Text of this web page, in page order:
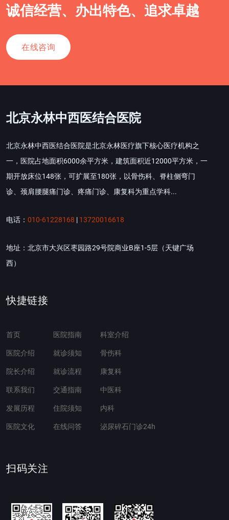
诚信经营、办出特色、追求卓越
在线咨询
北京永林中西医结合医院
北京永林中西医结合医院是北京永林医疗旗下核心医疗机构之
一，医院占地面积6000余平方米，建筑面积近12000平方米，一
期开放床位148张，可扩展至180张，以骨伤科、脊柱侧弯门
诊、颈肩腰腿痛门诊、疼痛门诊、康复科为重点学科...
电话： 010-61228168 | 13720016618
地址：北京市大兴区枣园路29号院商业B座1-5层（天键广场
西）
快捷链接
首页
医院介绍
院长介绍
联系我们
发展历程
医院文化
医院指南
就诊须知
就诊流程
交通指南
住院须知
在线问答
科室介绍
骨伤科
康复科
中医科
内科
泌尿碎石门诊24h
扫码关注